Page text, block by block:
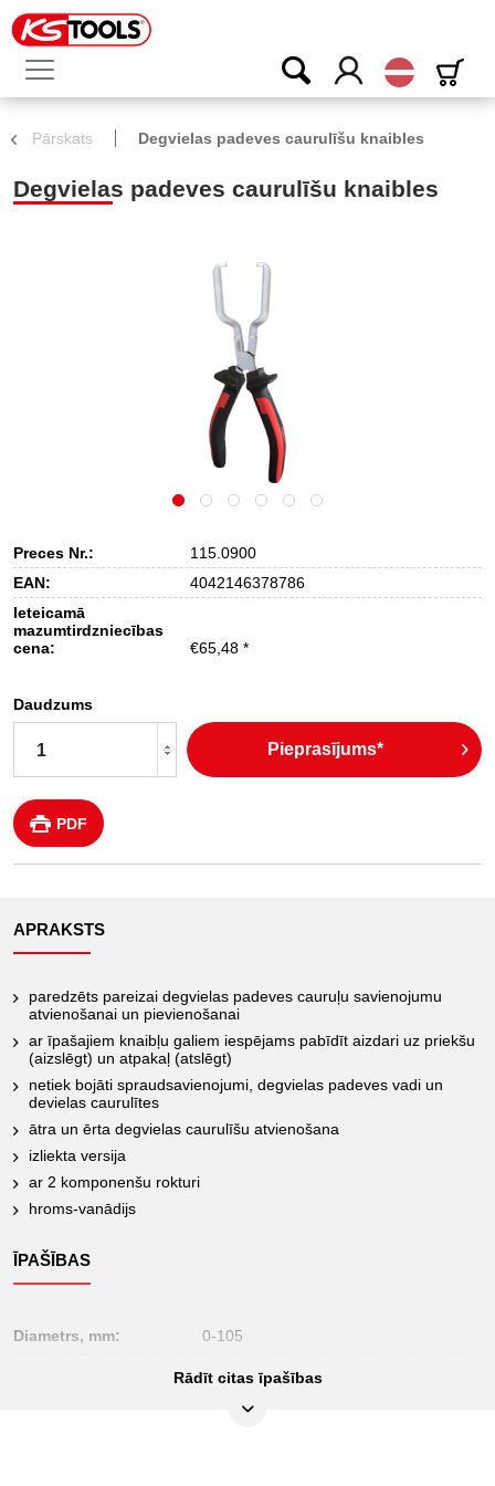
Latvijas
Pārskats Degvielas padeves caurulīšu knaibles
Degvielas padeves caurulīšu knaibles
Preces Nr.:
115.0900
EAN:
4042146378786
Ieteicamā
mazumtirdzniecības
cena:
€65,48 *
Daudzums
Pieprasījums*
PDF
APRAKSTS
paredzēts pareizai degvielas padeves cauruļu savienojumu
atvienošanai un pievienošanai
ar īpašajiem knaibļu galiem iespējams pabīdīt aizdari uz priekšu
(aizslēgt) un atpakaļ (atslēgt)
netiek bojāti spraudsavienojumi, degvielas padeves vadi un
devielas caurulītes
ātra un ērta degvielas caurulīšu atvienošana
izliekta versija
ar 2 komponenšu rokturi
hroms-vanādijs
ĪPAŠĪBAS
Diametrs, mm: 0-105
1
Rādīt citas īpašības